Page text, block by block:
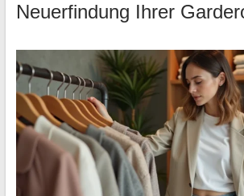
Neuerfindung Ihrer